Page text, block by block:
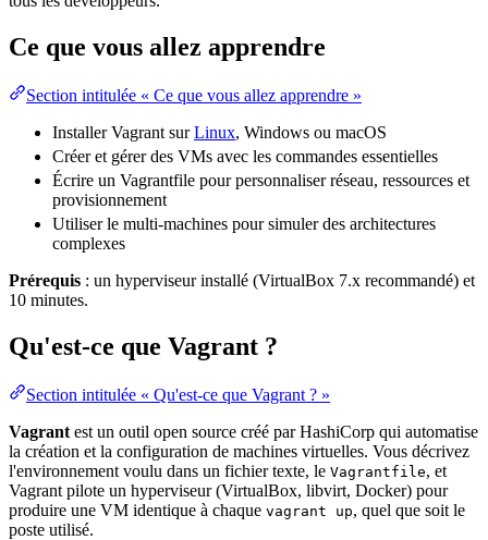
Ce que vous allez apprendre
Section intitulée « Ce que vous allez apprendre »
Installer Vagrant surLinux, Windows ou macOS
Créer et gérer des VMs avec les commandes essentielles
Écrire un Vagrantfile pour personnaliserréseau, ressources et
provisionnement
Utiliser le multi-machines pour simuler des architectures
complexes
Prérequis : un hyperviseurinstallé (VirtualBox 7.x recommandé) et
10 minutes.
Qu'est-ce que Vagrant ?
Section intitulée « Qu'est-ce que Vagrant ? »
Vagrant est un outil open source créé par HashiCorp qui automatise
la création et la configuration de machines virtuelles. Vous décrivez
l'environnement voulu dans un fichier texte, le Vagrantfile, et
Vagrant pilote un hyperviseur (VirtualBox, libvirt, Docker) pour
produire une VM identique à chaque vagrant up, quel que soit le
poste utilisé.